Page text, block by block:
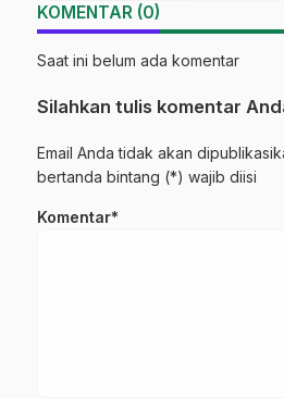
KOMENTAR (0)
Saat ini belum ada komentar
Silahkan tulis komentar
Email Anda tidak akan
bertanda bintang (*) wajib diisi
Komentar*